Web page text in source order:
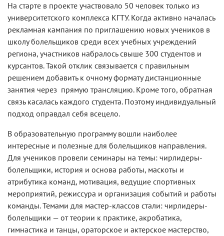
На старте в проекте участвовало 50 человек только из
университетского комплекса КГТУ. Когда активно началась
рекламная кампания по приглашению новых учеников в
школу болельщиков среди всех учебных учреждений
региона, участников набралось свыше 300 студентов и
курсантов. Такой отклик связывается с правильным
решением добавить к очному формату дистанционные
занятия через прямую трансляцию. Кроме того, обратная
связь касалась каждого студента. Поэтому индивидуальный
подход оправдал себя всецело.
В образовательную программу вошли наиболее
интересные и полезные для болельщиков направления.
Для учеников провели семинары на темы: чирлидеры-
болельщики, история и основа работы, маскоты и
атрибутика команд, мотивация, ведущие спортивных
мероприятий, режиссура и организация событий и работы
команды. Темами для мастер-классов стали: чирлидеры-
болельщики — от теории к практике, акробатика,
гимнастика и танцы, ораторское и актерское мастерство,